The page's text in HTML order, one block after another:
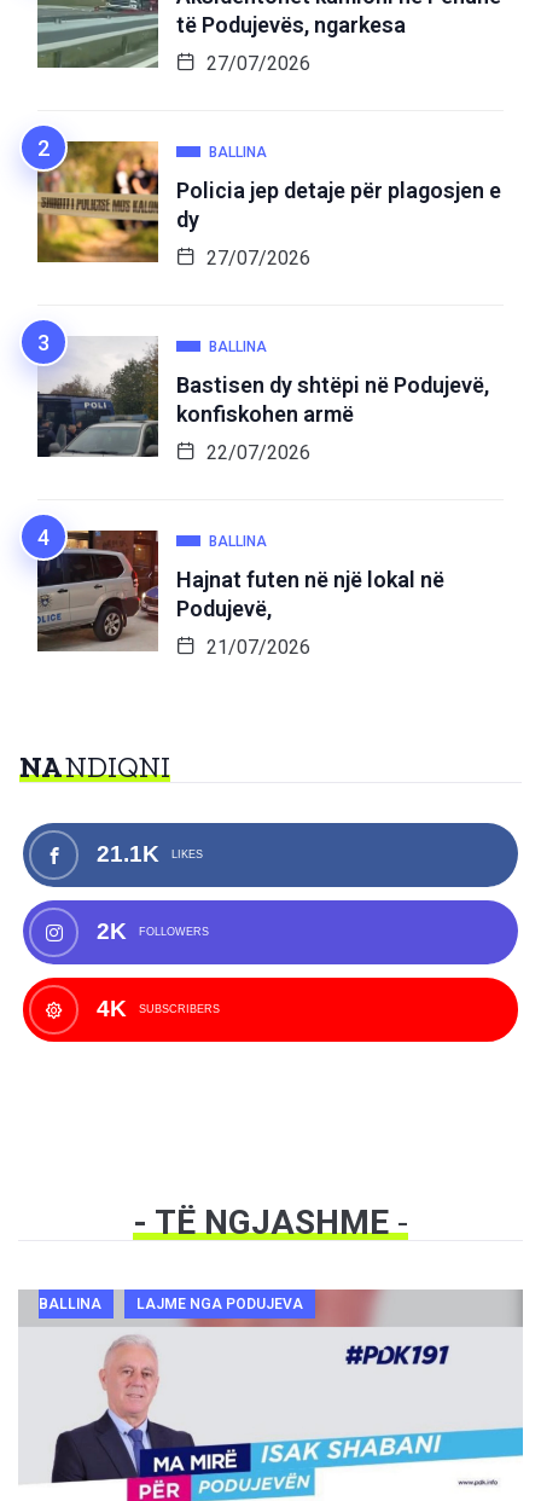
të Podujevës, ngarkesa
27/07/2026
BALLINA
Policia jep detaje për plagosjen e
dy
27/07/2026
BALLINA
Bastisen dy shtëpi në Podujevë,
konfiskohen armë
22/07/2026
BALLINA
Hajnat futen në një lokal në
Podujevë,
21/07/2026
NANDIQNI
21.1K LIKES
2K FOLLOWERS
4K SUBSCRIBERS
- TË NGJASHME -
BALLINA LAJME NGA PODUJEVA